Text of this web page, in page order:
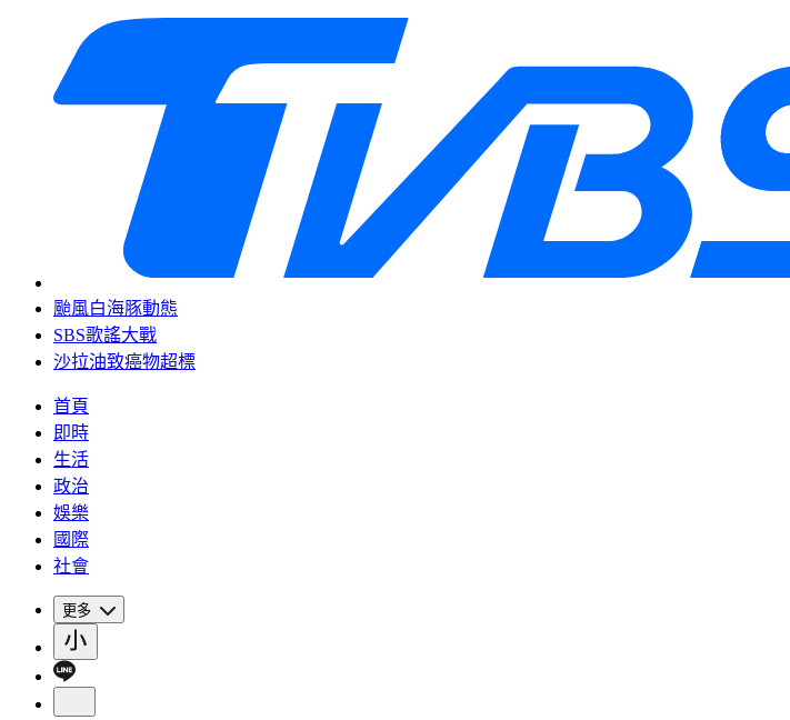
颱風白海豚動態
SBS歌謠大戰
沙拉油致癌物超標
首頁
即時
生活
政治
娛樂
國際
社會
更多